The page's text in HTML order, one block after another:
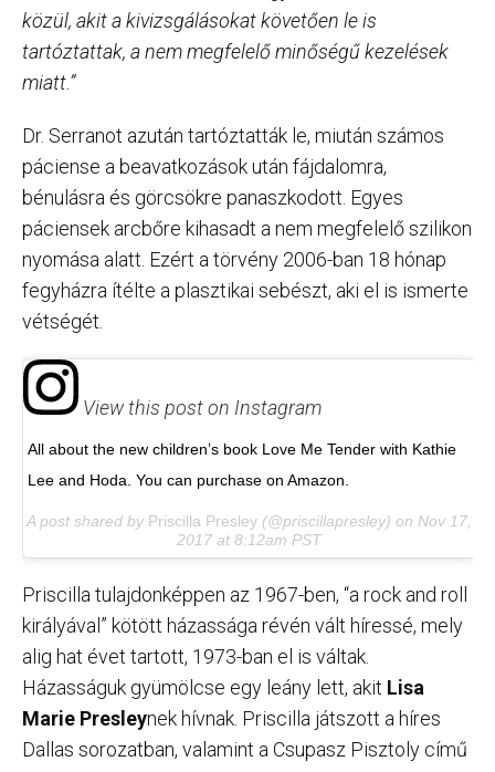
közül, akit a kivizsgálásokat követően le is
tartóztattak, a nem megfelelő minőségű kezelések
miatt.”
Dr. Serranot azután tartóztatták le, miután számos
páciense a beavatkozások után fájdalomra,
bénulásra és görcsökre panaszkodott. Egyes
páciensek arcbőre kihasadt a nem megfelelő szilikon
nyomása alatt. Ezért a törvény 2006-ban 18 hónap
fegyházra ítélte a plasztikai sebészt, aki el is ismerte
vétségét.
View this post on Instagram
All about the new children’s book Love Me Tender with Kathie
Lee and Hoda. You can purchase on Amazon.
A post shared by Priscilla Presley(@priscillapresley) on Nov 17,
2017 at 8:12am PST
Priscilla tulajdonképpen az 1967-ben, “a rock and roll
királyával” kötött házassága révén vált híressé, mely
alig hat évet tartott, 1973-ban el is váltak.
Házasságuk gyümölcse egy leány lett, akit Lisa
Marie Presleynek hívnak. Priscilla játszott a híres
Dallas sorozatban, valamint a Csupasz Pisztoly című